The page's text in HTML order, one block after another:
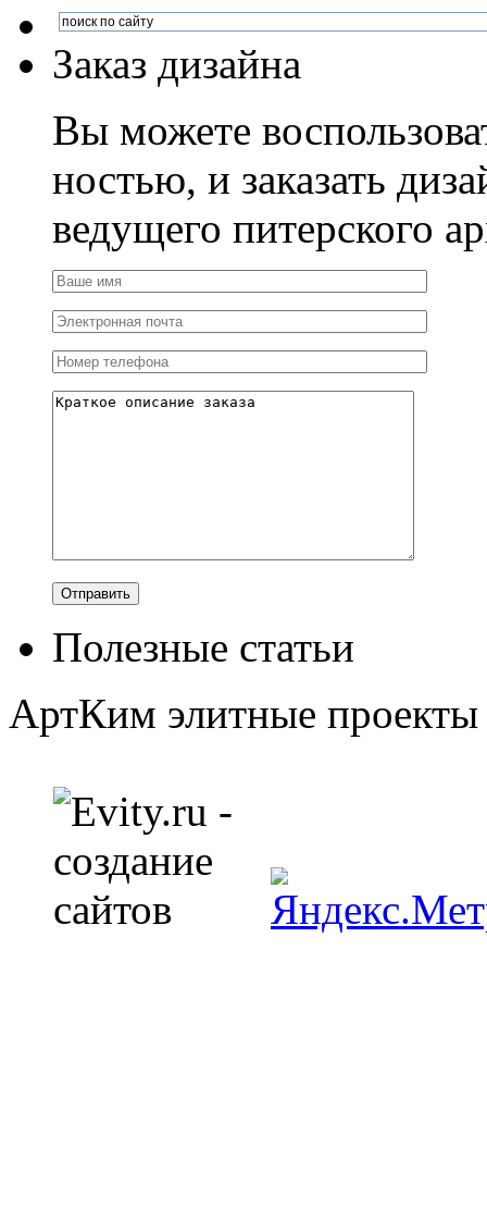
Заказ дизайна
Вы можете
ностью, и заказать
ведущего питерского
Полезные статьи
АртКим элитные